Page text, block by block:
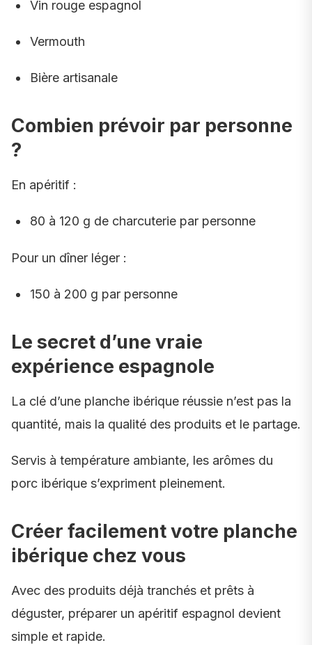
Vin rouge espagnol
Vermouth
Bière artisanale
Combien prévoir par personne
?
En apéritif :
80 à 120 g de charcuterie par personne
Pour un dîner léger :
150 à 200 g par personne
Le secret d’une vraie
expérience espagnole
La clé d’une planche ibérique réussie n’est pas la
quantité, mais la qualité des produits et le partage.
Servis à température ambiante, les arômes du
porc ibérique s’expriment pleinement.
Créer facilement votre planche
ibérique chez vous
Avec des produits déjà tranchés et prêts à
déguster, préparer un apéritif espagnol devient
simple et rapide.